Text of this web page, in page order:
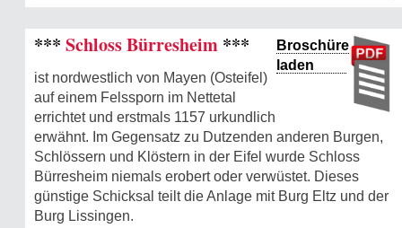
Broschüre
laden
*** Schloss Bürresheim ***
ist nordwestlich von Mayen (Osteifel)
auf einem Felssporn im Nettetal
errichtet und erstmals 1157 urkundlich
erwähnt. Im Gegensatz zu Dutzenden anderen Burgen,
Schlössern und Klöstern in der Eifel wurde Schloss
Bürresheim niemals erobert oder verwüstet. Dieses
günstige Schicksal teilt die Anlage mit Burg Eltz und der
Burg Lissingen.